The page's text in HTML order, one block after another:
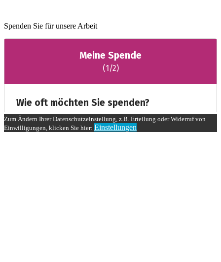
Spenden Sie für unsere Arbeit
Zum Ändern Ihrer Datenschutzeinstellung, z.B. Erteilung oder Widerruf von
Einwilligungen, klicken Sie hier: Einstellungen